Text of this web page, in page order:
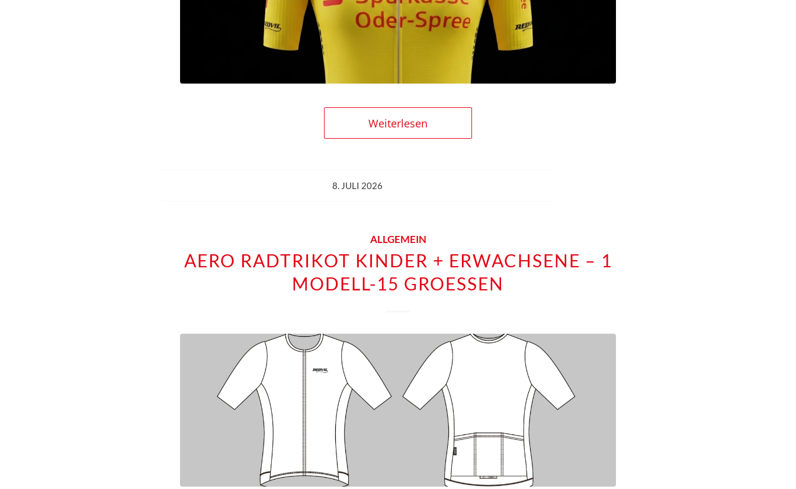
Weiterlesen
8. JULI 2026
ALLGEMEIN
AERO RADTRIKOT KINDER + ERWACHSENE – 1
MODELL-15 GROESSEN